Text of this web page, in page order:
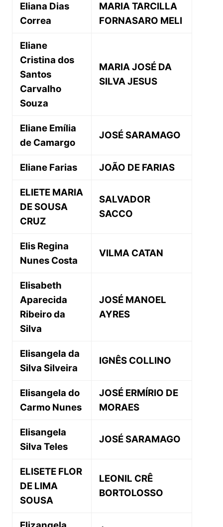
Eliana Dias
Correa
MARIA TARCILLA
FORNASARO MELI
Eliane
Cristina dos
Santos
Carvalho
Souza
MARIA JOSÉ DA
SILVA JESUS
Eliane Emília
de Camargo
JOSÉ SARAMAGO
Eliane Farias JOÃO DE FARIAS
ELIETE MARIA
DE SOUSA
CRUZ
SALVADOR
SACCO
Elis Regina
Nunes Costa
VILMA CATAN
Elisabeth
Aparecida
Ribeiro da
Silva
JOSÉ MANOEL
AYRES
Elisangela da
Silva Silveira
IGNÊS COLLINO
Elisangela do
Carmo Nunes
JOSÉ ERMÍRIO DE
MORAES
Elisangela
Silva Teles
JOSÉ SARAMAGO
ELISETE FLOR
DE LIMA
SOUSA
LEONIL CRÊ
BORTOLOSSO